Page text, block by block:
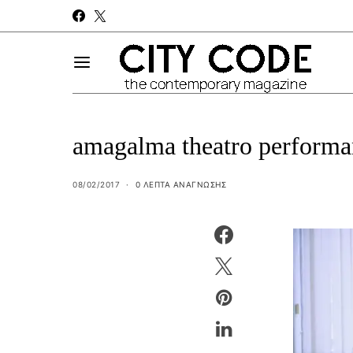
amagalma theatro
08/02/2017 0 ΛΕΠΤΑ ΑΝΆΓΝΩΣΗΣ